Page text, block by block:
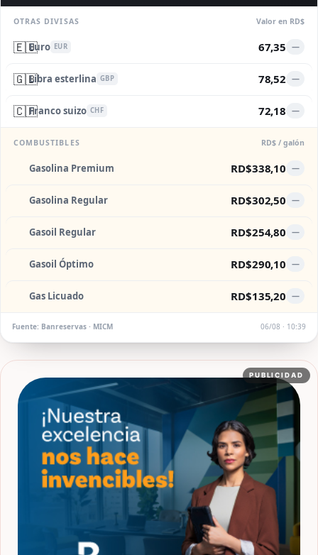
OTRAS DIVISAS Valor en RD$
🇪🇺Euro EUR 67,35 —
🇬🇧Libra esterlina GBP 78,52 —
🇨🇭Franco suizo CHF 72,18 —
COMBUSTIBLES RD$ / galón
Gasolina Premium RD$338,10 —
Gasolina Regular RD$302,50 —
Gasoil Regular RD$254,80 —
Gasoil Óptimo RD$290,10 —
Gas Licuado RD$135,20 —
Fuente: Banreservas · MICM 06/08 · 10:39
PUBLICIDAD